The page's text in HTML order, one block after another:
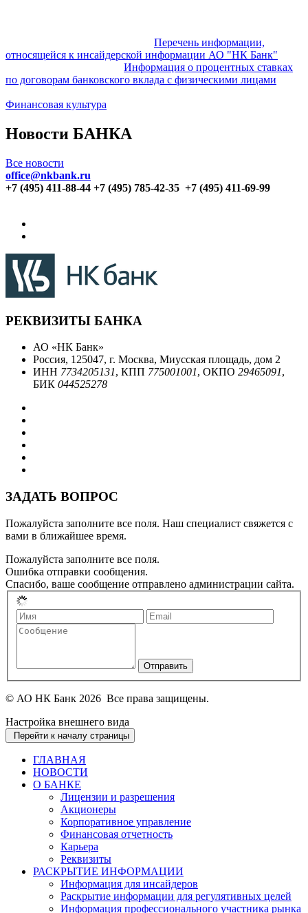
Перечень информации,
относящейся к инсайдерской информации АО "НК Банк"
Информация о процентных ставках
по договорам банковского вклада с физическими лицами
Финансовая культура
Новости БАНКА
Все новости
office@nkbank.ru
+7 (495) 411-88-44 +7 (495) 785-42-35 +7 (495) 411-69-99
РЕКВИЗИТЫ БАНКА
АО «НК Банк»
Россия, 125047, г. Москва, Миусская площадь, дом 2
ИНН 7734205131, КПП 775001001, ОКПО 29465091,
БИК 044525278
ЗАДАТЬ ВОПРОС
Пожалуйста заполните все поля. Наш специалист свяжется с
вами в ближайшее время.
Пожалуйста заполните все поля.
Ошибка отправки сообщения.
Спасибо, ваше сообщение отправлено администрации сайта.
Отправить
© АО НК Банк 2026 Все права защищены.
Настройка внешнего вида
Перейти к началу страницы
ГЛАВНАЯ
НОВОСТИ
О БАНКЕ
Лицензии и разрешения
Акционеры
Корпоративное управление
Финансовая отчетность
Карьера
Реквизиты
РАСКРЫТИЕ ИНФОРМАЦИИ
Информация для инсайдеров
Раскрытие информации для регулятивных целей
Информация профессионального участника рынка